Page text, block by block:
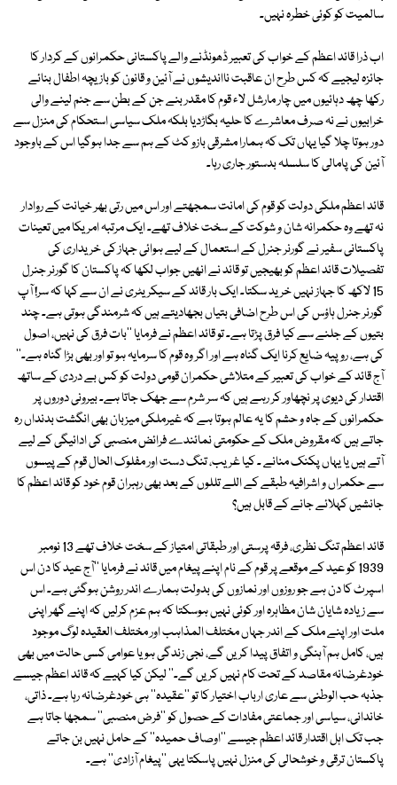
سالمیت کو کوئی خطرہ نہیں۔
اب ذرا قائد اعظم کے خواب کی تعبیر ڈھونڈنے والے پاکستانی حکمرانوں کے کردار کا
جائزہ لیجیے کہ کس طرح ان عاقبت نااندیشوں نے آئین و قانون کو بازیچہ اطفال بنائے
رکھا چھ دہائیوں میں چار مارشل لاء قوم کا مقدر بنے جن کے بطن سے جنم لینے والی
خرابیوں نے نہ صرف معاشرے کا حلیہ بگاڑدیا بلکہ ملک سیاسی استحکام کی منزل سے
دور ہوتا چلا گیا یہاں تک کہ ہمارا مشرقی بازو کٹ کے ہم سے جدا ہوگیا اس کے باوجود
آئین کی پامالی کا سلسلہ بدستور جاری رہا۔
قائد اعظم ملکی دولت کو قوم کی امانت سمجھتے اور اس میں رتی بھر خیانت کے روادار
نہ تھے وہ حکمرانہ شان و شوکت کے سخت خلاف تھے۔ ایک مرتبہ امریکا میں تعینات
پاکستانی سفیر نے گورنر جنرل کے استعمال کے لیے ہوائی جہاز کی خریداری کی
تفصیلات قائد اعظم کو بھیجیں تو قائد نے انھیں جواب لکھا کہ پاکستان کا گورنر جنرل
15 لاکھ کا جہاز نہیں خرید سکتا۔ ایک بار قائد کے سیکریٹری نے ان سے کہا کہ سر! آپ
گورنر جنرل ہاؤس کی اس طرح اضافی بتیاں بجھادیتے ہیں کہ شرمندگی ہوتی ہے۔ چند
بتیوں کے جلنے سے کیا فرق پڑتا ہے۔ تو قائد اعظم نے فرمایا ''بات فرق کی نہیں، اصول
کی ہے، روپیہ ضایع کرنا ایک گناہ ہے اور اگر وہ قوم کا سرمایہ ہو تو اور بھی بڑا گناہ ہے۔''
آج قائد کے خواب کی تعبیر کے متلاشی حکمران قومی دولت کو کس بے دردی کے ساتھ
اقتدار کی دیوی پر نچھاور کر رہے ہیں کہ سر شرم سے جھک جاتا ہے۔ بیرونی دوروں پر
حکمرانوں کے جاہ و حشم کا یہ عالم ہوتا ہے کہ غیرملکی میزبان بھی انگشت بدنداں رہ
جاتے ہیں کہ مقروض ملک کے حکومتی نمائندے فرائض منصبی کی ادائیگی کے لیے
آتے ہیں یا یہاں پکنک منانے ۔ کیا غریب، تنگ دست اور مفلوک الحال قوم کے پیسوں
سے حکمراں و اشرافیہ طبقے کے اللے تللوں کے بعد بھی رہبران قوم خود کو قائد اعظم کا
جانشیں کہلائے جانے کے قابل ہیں؟
قائد اعظم تنگ نظری، فرقہ پرستی اور طبقاتی امتیاز کے سخت خلاف تھے 13 نومبر
1939 کو عید کے موقعے پر قوم کے نام اپنے پیغام میں قائد نے فرمایا ''آج عید کا دن اس
اسپرٹ کا دن ہے جو روزوں اور نمازوں کی بدولت ہمارے اندر روشن ہوگئی ہے۔ اس
سے زیادہ شایان شان مظاہرہ اور کوئی نہیں ہوسکتا کہ ہم عزم کرلیں کہ اپنے گھر اپنی
ملت اور اپنے ملک کے اندر جہاں مختلف المذاہب اور مختلف العقیدہ لوگ موجود
ہیں، کامل ہم آہنگی و اتفاق پیدا کریں گے، نجی زندگی ہو یا عوامی کسی حالت میں بھی
خودغرضانہ مقاصد کے تحت کام نہیں کریں گے۔'' لیکن کیا کہیے کہ قائد اعظم جیسے
جذبہ حب الوطنی سے عاری ارباب اختیار کا تو ''عقیدہ'' ہی خودغرضانہ رہا ہے۔ ذاتی،
خاندانی، سیاسی اور جماعتی مفادات کے حصول کو ''فرض منصبی'' سمجھا جاتا ہے
جب تک اہل اقتدار قائد اعظم جیسے ''اوصاف حمیدہ'' کے حامل نہیں بن جاتے
پاکستان ترقی و خوشحالی کی منزل نہیں پاسکتا یہی ''پیغام آزادی'' ہے۔